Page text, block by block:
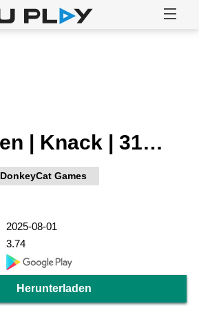
Schwimmen | Knack | 31 Online
DonkeyCat Games
2025-08-01
3.74
Herunterladen